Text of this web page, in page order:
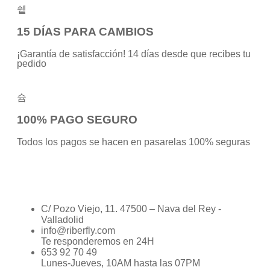
15 DÍAS PARA CAMBIOS
¡Garantía de satisfacción! 14 días desde que recibes tu
pedido
100% PAGO SEGURO
Todos los pagos se hacen en pasarelas 100% seguras
C/ Pozo Viejo, 11. 47500 – Nava del Rey -
Valladolid
info@riberfly.com
Te responderemos en 24H
653 92 70 49
Lunes-Jueves, 10AM hasta las 07PM